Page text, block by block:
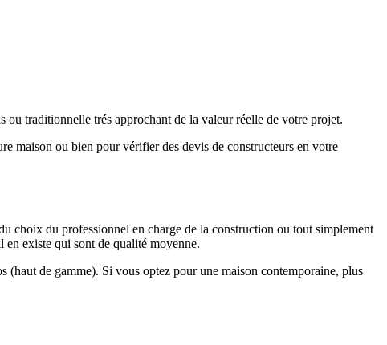
traditionnelle trés approchant de la valeur réelle de votre projet.
maison ou bien pour vérifier des devis de constructeurs en votre
choix du professionnel en charge de la construction ou tout simplement
en existe qui sont de qualité moyenne.
de gamme). Si vous optez pour une maison contemporaine, plus